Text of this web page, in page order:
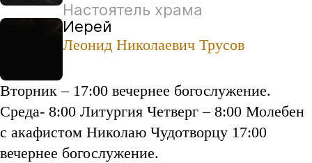
Настоятель храма
Иерей
Леонид Николаевич Трусов
Вторник – 17:00 вечернее богослужение.
Среда- 8:00 Литургия Четверг – 8:00 Молебен
с акафистом Николаю Чудотворцу 17:00
вечернее богослужение.